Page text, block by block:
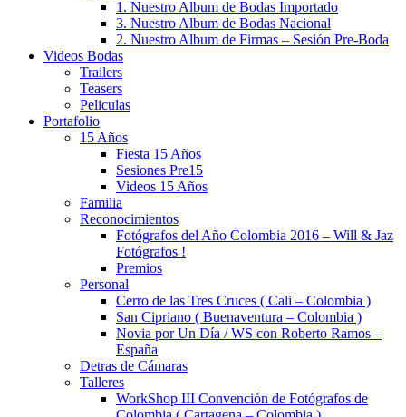
1. Nuestro Album de Bodas Importado
3. Nuestro Album de Bodas Nacional
2. Nuestro Album de Firmas – Sesión Pre-Boda
Videos Bodas
Trailers
Teasers
Peliculas
Portafolio
15 Años
Fiesta 15 Años
Sesiones Pre15
Videos 15 Años
Familia
Reconocimientos
Fotógrafos del Año Colombia 2016 – Will & Jaz
Fotógrafos !
Premios
Personal
Cerro de las Tres Cruces ( Cali – Colombia )
San Cipriano ( Buenaventura – Colombia )
Novia por Un Día / WS con Roberto Ramos –
España
Detras de Cámaras
Talleres
WorkShop III Convención de Fotógrafos de